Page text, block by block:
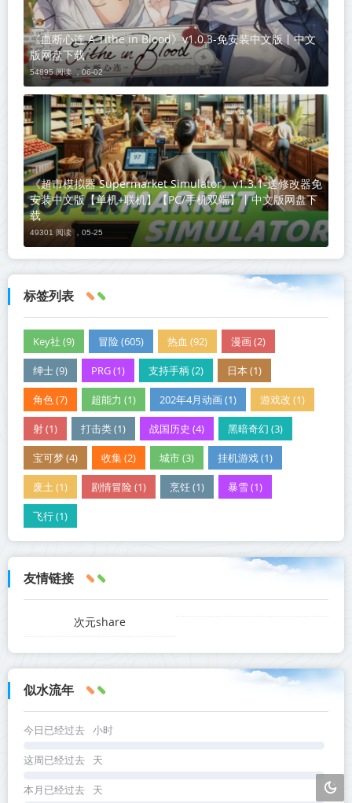
《血断心连 A Tithe in Blood》v1.0.3-免安装中文版丨中文
版网盘下载
54895 阅读 ， 06-02
《超市模拟器 Supermarket Simulator》v1.3.1-送修改器免
安装中文版【单机+联机】【PC/手机双端】丨中文版网盘下
载
49301 阅读 ， 05-25
标签列表
Key社 (9) 冒险 (605) 热血 (92) 漫画 (2)
绅士 (9) PRG (1) 支持手柄 (2) 日本 (1)
角色 (7) 超能力 (1) 202年4月动画 (1) 游戏改 (1)
射 (1) 打击类 (1) 战国历史 (4) 黑暗奇幻 (3)
宝可梦 (4) 收集 (2) 城市 (3) 挂机游戏 (1)
废土 (1) 剧情冒险 (1) 烹饪 (1) 暴雪 (1)
飞行 (1)
友情链接
次元share
似水流年
今日已经过去 小时
这周已经过去 天
本月已经过去 天